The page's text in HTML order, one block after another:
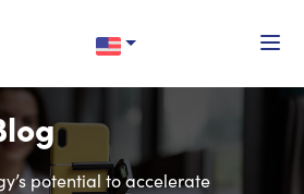
potential to accelerate